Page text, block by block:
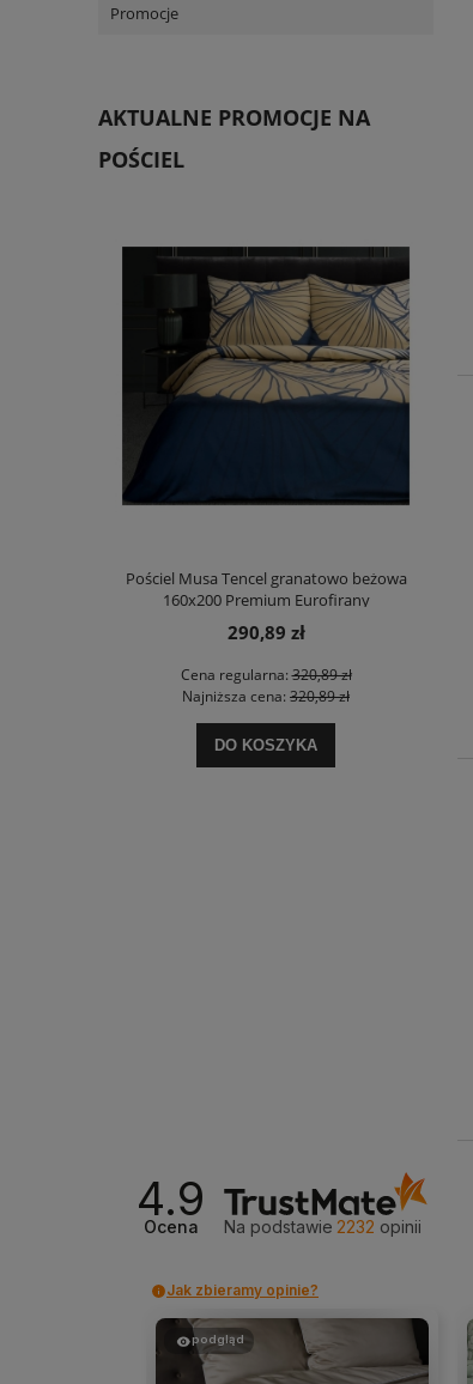
Promocje
AKTUALNE PROMOCJE NA
POŚCIEL
Pościel Musa Tencel granatowo beżowa
160x200 Premium Eurofirany
290,89 zł
Cena regularna:320,89 zł
Najniższa cena: 320,89 zł
DO KOSZYKA
4.9
Ocena Na podstawie 2232 opinii
Jak zbieramy opinie?
podgląd